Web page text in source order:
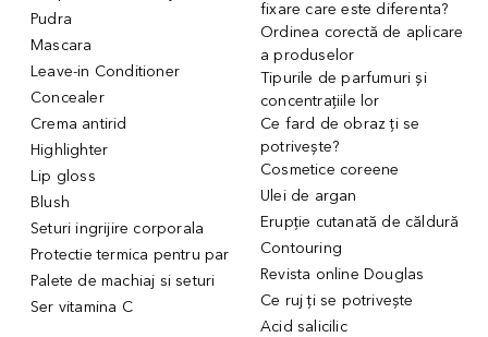
Pudra
Mascara
Leave-in Conditioner
Concealer
Crema antirid
Highlighter
Lip gloss
Blush
Seturi ingrijire corporala
Protectie termica pentru par
Palete de machiaj si seturi
Ser vitamina C
fixare care este diferenta?
Ordinea corectă de aplicare
a produselor
Tipurile de parfumuri și
concentrațiile lor
Ce fard de obraz ți se
potrivește?
Cosmetice coreene
Ulei de argan
Erupție cutanată de căldură
Contouring
Revista online Douglas
Ce ruj ți se potrivește
Acid salicilic